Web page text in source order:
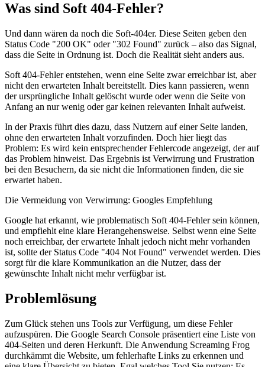
Was sind Soft 404-Fehler?
Und dann wären da noch die Soft-404er. Diese Seiten geben den
Status Code "200 OK" oder "302 Found" zurück – also das Signal,
dass die Seite in Ordnung ist. Doch die Realität sieht anders aus.
Soft 404-Fehler entstehen, wenn eine Seite zwar erreichbar ist, aber
nicht den erwarteten Inhalt bereitstellt. Dies kann passieren, wenn
der ursprüngliche Inhalt gelöscht wurde oder wenn die Seite von
Anfang an nur wenig oder gar keinen relevanten Inhalt aufweist.
In der Praxis führt dies dazu, dass Nutzern auf einer Seite landen,
ohne den erwarteten Inhalt vorzufinden. Doch hier liegt das
Problem: Es wird kein entsprechender Fehlercode angezeigt, der auf
das Problem hinweist. Das Ergebnis ist Verwirrung und Frustration
bei den Besuchern, da sie nicht die Informationen finden, die sie
erwartet haben.
Die Vermeidung von Verwirrung: Googles Empfehlung
Google hat erkannt, wie problematisch Soft 404-Fehler sein können,
und empfiehlt eine klare Herangehensweise. Selbst wenn eine Seite
noch erreichbar, der erwartete Inhalt jedoch nicht mehr vorhanden
ist, sollte der Status Code "404 Not Found" verwendet werden. Dies
sorgt für die klare Kommunikation an die Nutzer, dass der
gewünschte Inhalt nicht mehr verfügbar ist.
Problemlösung
Zum Glück stehen uns Tools zur Verfügung, um diese Fehler
aufzuspüren. Die Google Search Console präsentiert eine Liste von
404-Seiten und deren Herkunft. Die Anwendung Screaming Frog
durchkämmt die Website, um fehlerhafte Links zu erkennen und